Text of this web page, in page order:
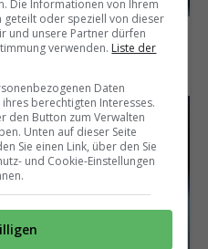
ab und hat
Die Informationen von Ihrem
geteilt oder speziell von dieser
und unsere Partner dürfen
verwenden. Liste der
Daten
berechtigten Interesses.
den Button zum Verwalten
Unten auf dieser Seite
Sie einen Link, über den Sie
und Cookie-Einstellungen